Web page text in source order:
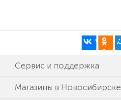
Сервис и поддержка
Магазины в Новосибирске